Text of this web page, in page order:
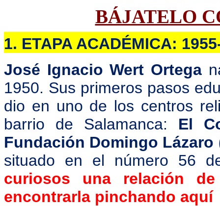
BÁJATELO
1. ETAPA ACADÉMICA:
José Ignacio Wert Ortega
1950. Sus primeros pasos
dio en uno de los centros
barrio de Salamanca: El
Fundación Domingo
situado en el número 56
curiosos una relación
encontrarla pinchando aquí